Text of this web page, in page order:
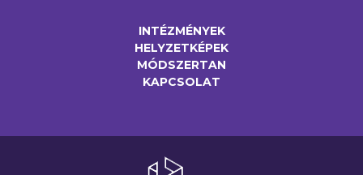
INTÉZMÉNYEK
HELYZETKÉPEK
MÓDSZERTAN
KAPCSOLAT